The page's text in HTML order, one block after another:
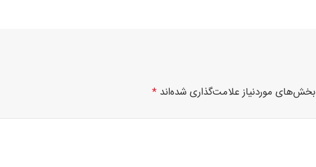
بخش‌های موردنیاز علامت‌گذاری شده‌اند *